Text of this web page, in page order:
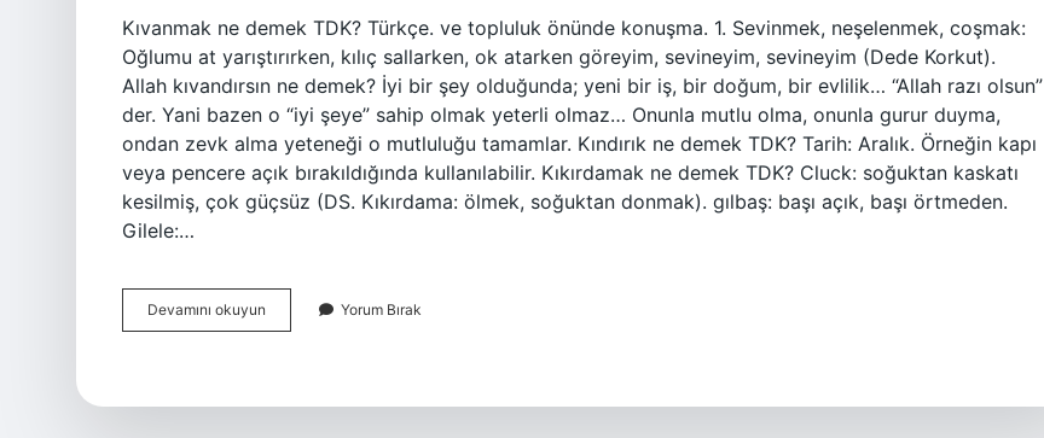
Kıvanmak ne demek TDK? Türkçe. ve topluluk önünde konuşma. 1. Sevinmek, neşelenmek, coşmak:
Oğlumu at yarıştırırken, kılıç sallarken, ok atarken göreyim, sevineyim, sevineyim (Dede Korkut).
Allah kıvandırsın ne demek? İyi bir şey olduğunda; yeni bir iş, bir doğum, bir evlilik… “Allah razı olsun”
der. Yani bazen o “iyi şeye” sahip olmak yeterli olmaz… Onunla mutlu olma, onunla gurur duyma,
ondan zevk alma yeteneği o mutluluğu tamamlar. Kındırık ne demek TDK? Tarih: Aralık. Örneğin kapı
veya pencere açık bırakıldığında kullanılabilir. Kıkırdamak ne demek TDK? Cluck: soğuktan kaskatı
kesilmiş, çok güçsüz (DS. Kıkırdama: ölmek, soğuktan donmak). gılbaş: başı açık, başı örtmeden.
Gilele:…
Devamını okuyun Kıvanma
Nedir
Yorum Bırak